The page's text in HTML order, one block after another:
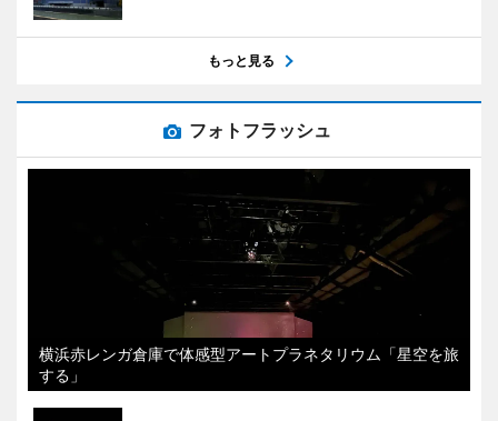
もっと見る
フォトフラッシュ
横浜赤レンガ倉庫で体感型アートプラネタリウム「星空を旅
する」